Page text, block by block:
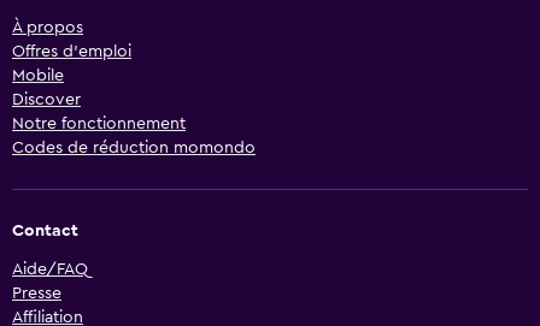
À propos
Offres d’emploi
Mobile
Discover
Notre fonctionnement
Codes de réduction momondo
Contact
Aide/FAQ
Presse
Affiliation